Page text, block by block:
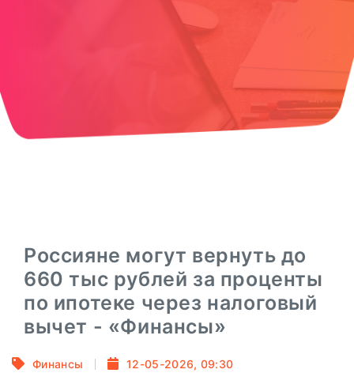
Россияне могут вернуть до
660 тыс рублей за проценты
по ипотеке через налоговый
вычет - «Финансы»
Финансы 12-05-2026, 09:30